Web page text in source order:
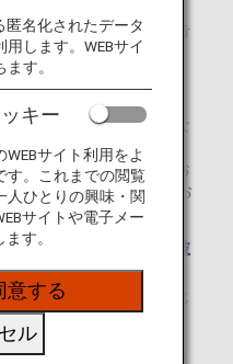
すぐに空港係員にご申告
合、免責事項に該当しな
ご申告ください。
運送約款 にてご案内のとお
）でのご申告をお願いしてお
申告される場合、別途「
破
となります。
担となります。あらかじ
終目的地まで手荷物を預
匿名化されたデータ
します。WEBサイ
す。
キー
サイト利用をよ
す。これまでの閲覧
人ひとりの興味・関
サイトや電子メー
す。
意する
ル